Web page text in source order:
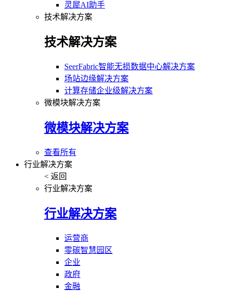
灵犀AI助手
技术解决方案
技术解决方案
SeerFabric智能无损数据中心解决方案
场站边缘解决方案
计算存储企业级解决方案
微模块解决方案
微模块解决方案
查看所有
行业解决方案
< 返回
行业解决方案
行业解决方案
运营商
零碳智慧园区
企业
政府
金融